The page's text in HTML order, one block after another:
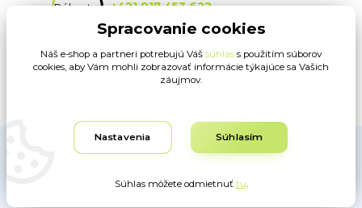
+421 917 453 622
(Po-Pia, 8:30-16:30 hod.)
info@oblecsalacno.sk
Obrázky sú ilustračné. Dodávateľ si vyhradzuje právo na typografické
Eshop-rychlo.sk
Spracovanie cookies
Náš e-shop a partneri potrebujú Váš súhlas s použitím súborov
cookies, aby Vám mohli zobrazovať informácie týkajúce sa Vašich
záujmov.
Nastavenia Súhlasím
Súhlas môžete odmietnuť tu.